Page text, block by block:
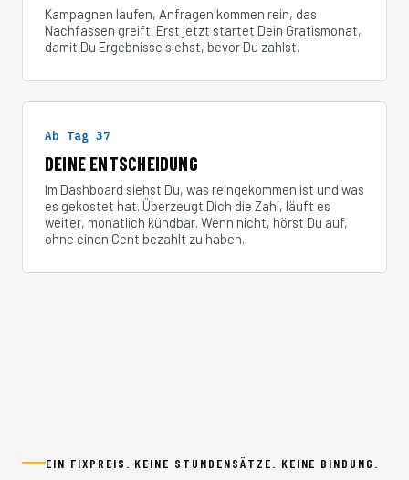
Kampagnen laufen, Anfragen kommen rein, das
Nachfassen greift. Erst jetzt startet Dein Gratismonat,
damit Du Ergebnisse siehst, bevor Du zahlst.
Ab Tag 37
DEINE ENTSCHEIDUNG
Im Dashboard siehst Du, was reingekommen ist und was
es gekostet hat. Überzeugt Dich die Zahl, läuft es
weiter, monatlich kündbar. Wenn nicht, hörst Du auf,
ohne einen Cent bezahlt zu haben.
EIN FIXPREIS. KEINE STUNDENSÄTZE. KEINE BINDUNG.